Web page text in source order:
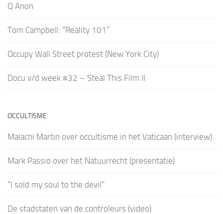
Q Anon
Tom Campbell: “Reality 101”
Occupy Wall Street protest (New York City)
Docu v/d week #32 – Steal This Film II
OCCULTISME
Malachi Martin over occultisme in het Vaticaan (interview)
Mark Passio over het Natuurrecht (presentatie)
“I sold my soul to the devil”
De stadstaten van de controleurs (video)